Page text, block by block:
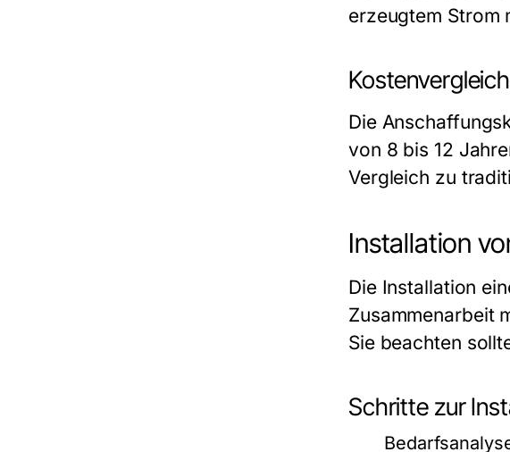
erzeugtem Strom
Die
von 8 bis 12
Vergleich zu
Installation
Die Installation
Zusammenarbeit
Sie beachten
Schritte zur